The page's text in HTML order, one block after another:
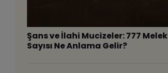
Şans ve İlahi Mucizeler: 777 Melek
Sayısı Ne Anlama Gelir?